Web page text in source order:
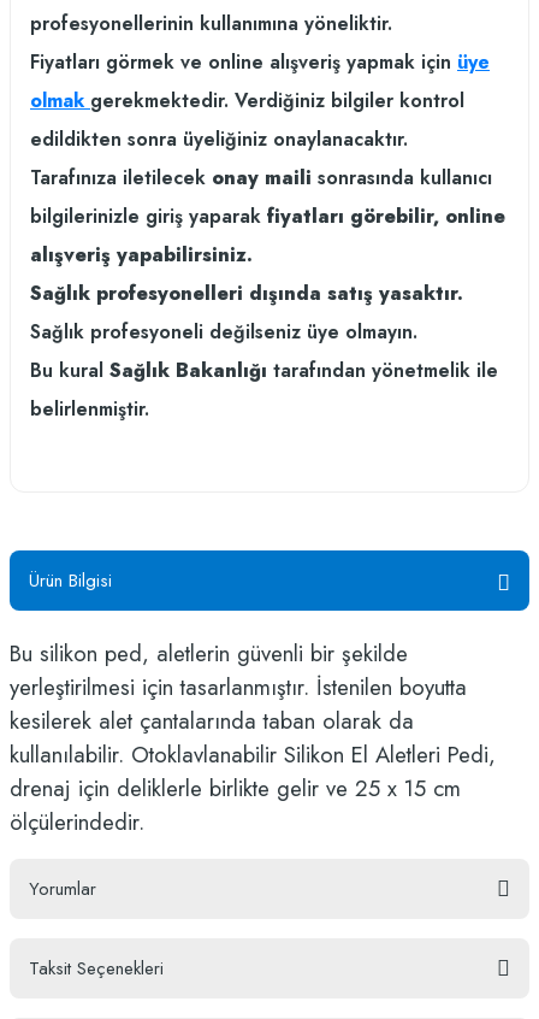
profesyonellerinin kullanımına yöneliktir.
Fiyatları görmek ve online alışveriş yapmak için üye
olmak gerekmektedir. Verdiğiniz bilgiler kontrol
edildikten sonra üyeliğiniz onaylanacaktır.
Tarafınıza iletilecek onay maili sonrasında kullanıcı
bilgilerinizle giriş yaparak fiyatları görebilir, online
alışveriş yapabilirsiniz.
Sağlık profesyonelleri dışında satış yasaktır.
Sağlık profesyoneli değilseniz üye olmayın.
Bu kural Sağlık Bakanlığı tarafından yönetmelik ile
belirlenmiştir.
Ürün Bilgisi
Bu silikon ped, aletlerin güvenli bir şekilde
yerleştirilmesi için tasarlanmıştır. İstenilen boyutta
kesilerek alet çantalarında taban olarak da
kullanılabilir. Otoklavlanabilir Silikon El Aletleri Pedi,
drenaj için deliklerle birlikte gelir ve 25 x 15 cm
ölçülerindedir.
Yorumlar
Taksit Seçenekleri